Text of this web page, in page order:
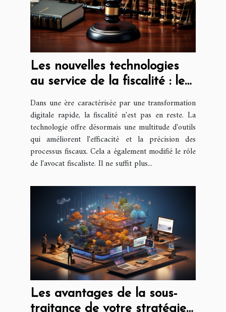
Les nouvelles technologies
au service de la fiscalité : le
Dans une ère caractérisée par une transformation
digitale rapide, la fiscalité n'est pas en reste. La
technologie offre désormais une multitude d'outils
qui améliorent l'efficacité et la précision des
processus fiscaux. Cela a également modifié le rôle
de l'avocat fiscaliste. Il ne suffit plus...
Les avantages de la sous-
traitance de votre stratégie